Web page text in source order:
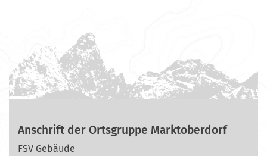
Anschrift der Ortsgruppe Marktoberdorf
FSV Gebäude